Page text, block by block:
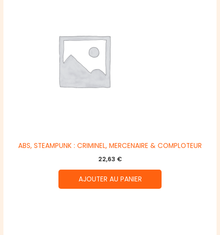
ABS, STEAMPUNK : CRIMINEL, MERCENAIRE & COMPLOTEUR
22,63 €
AJOUTER AU PANIER